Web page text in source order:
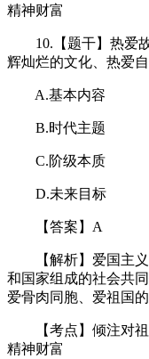
精神财富
10.【题干】热爱故
辉灿烂的文化、热爱
A.基本内容
B.时代主题
C.阶级本质
D.未来目标
【答案】A
【解析】爱国主义
和国家组成的社会共
爱骨肉同胞、爱祖国
【考点】倾注对祖
精神财富